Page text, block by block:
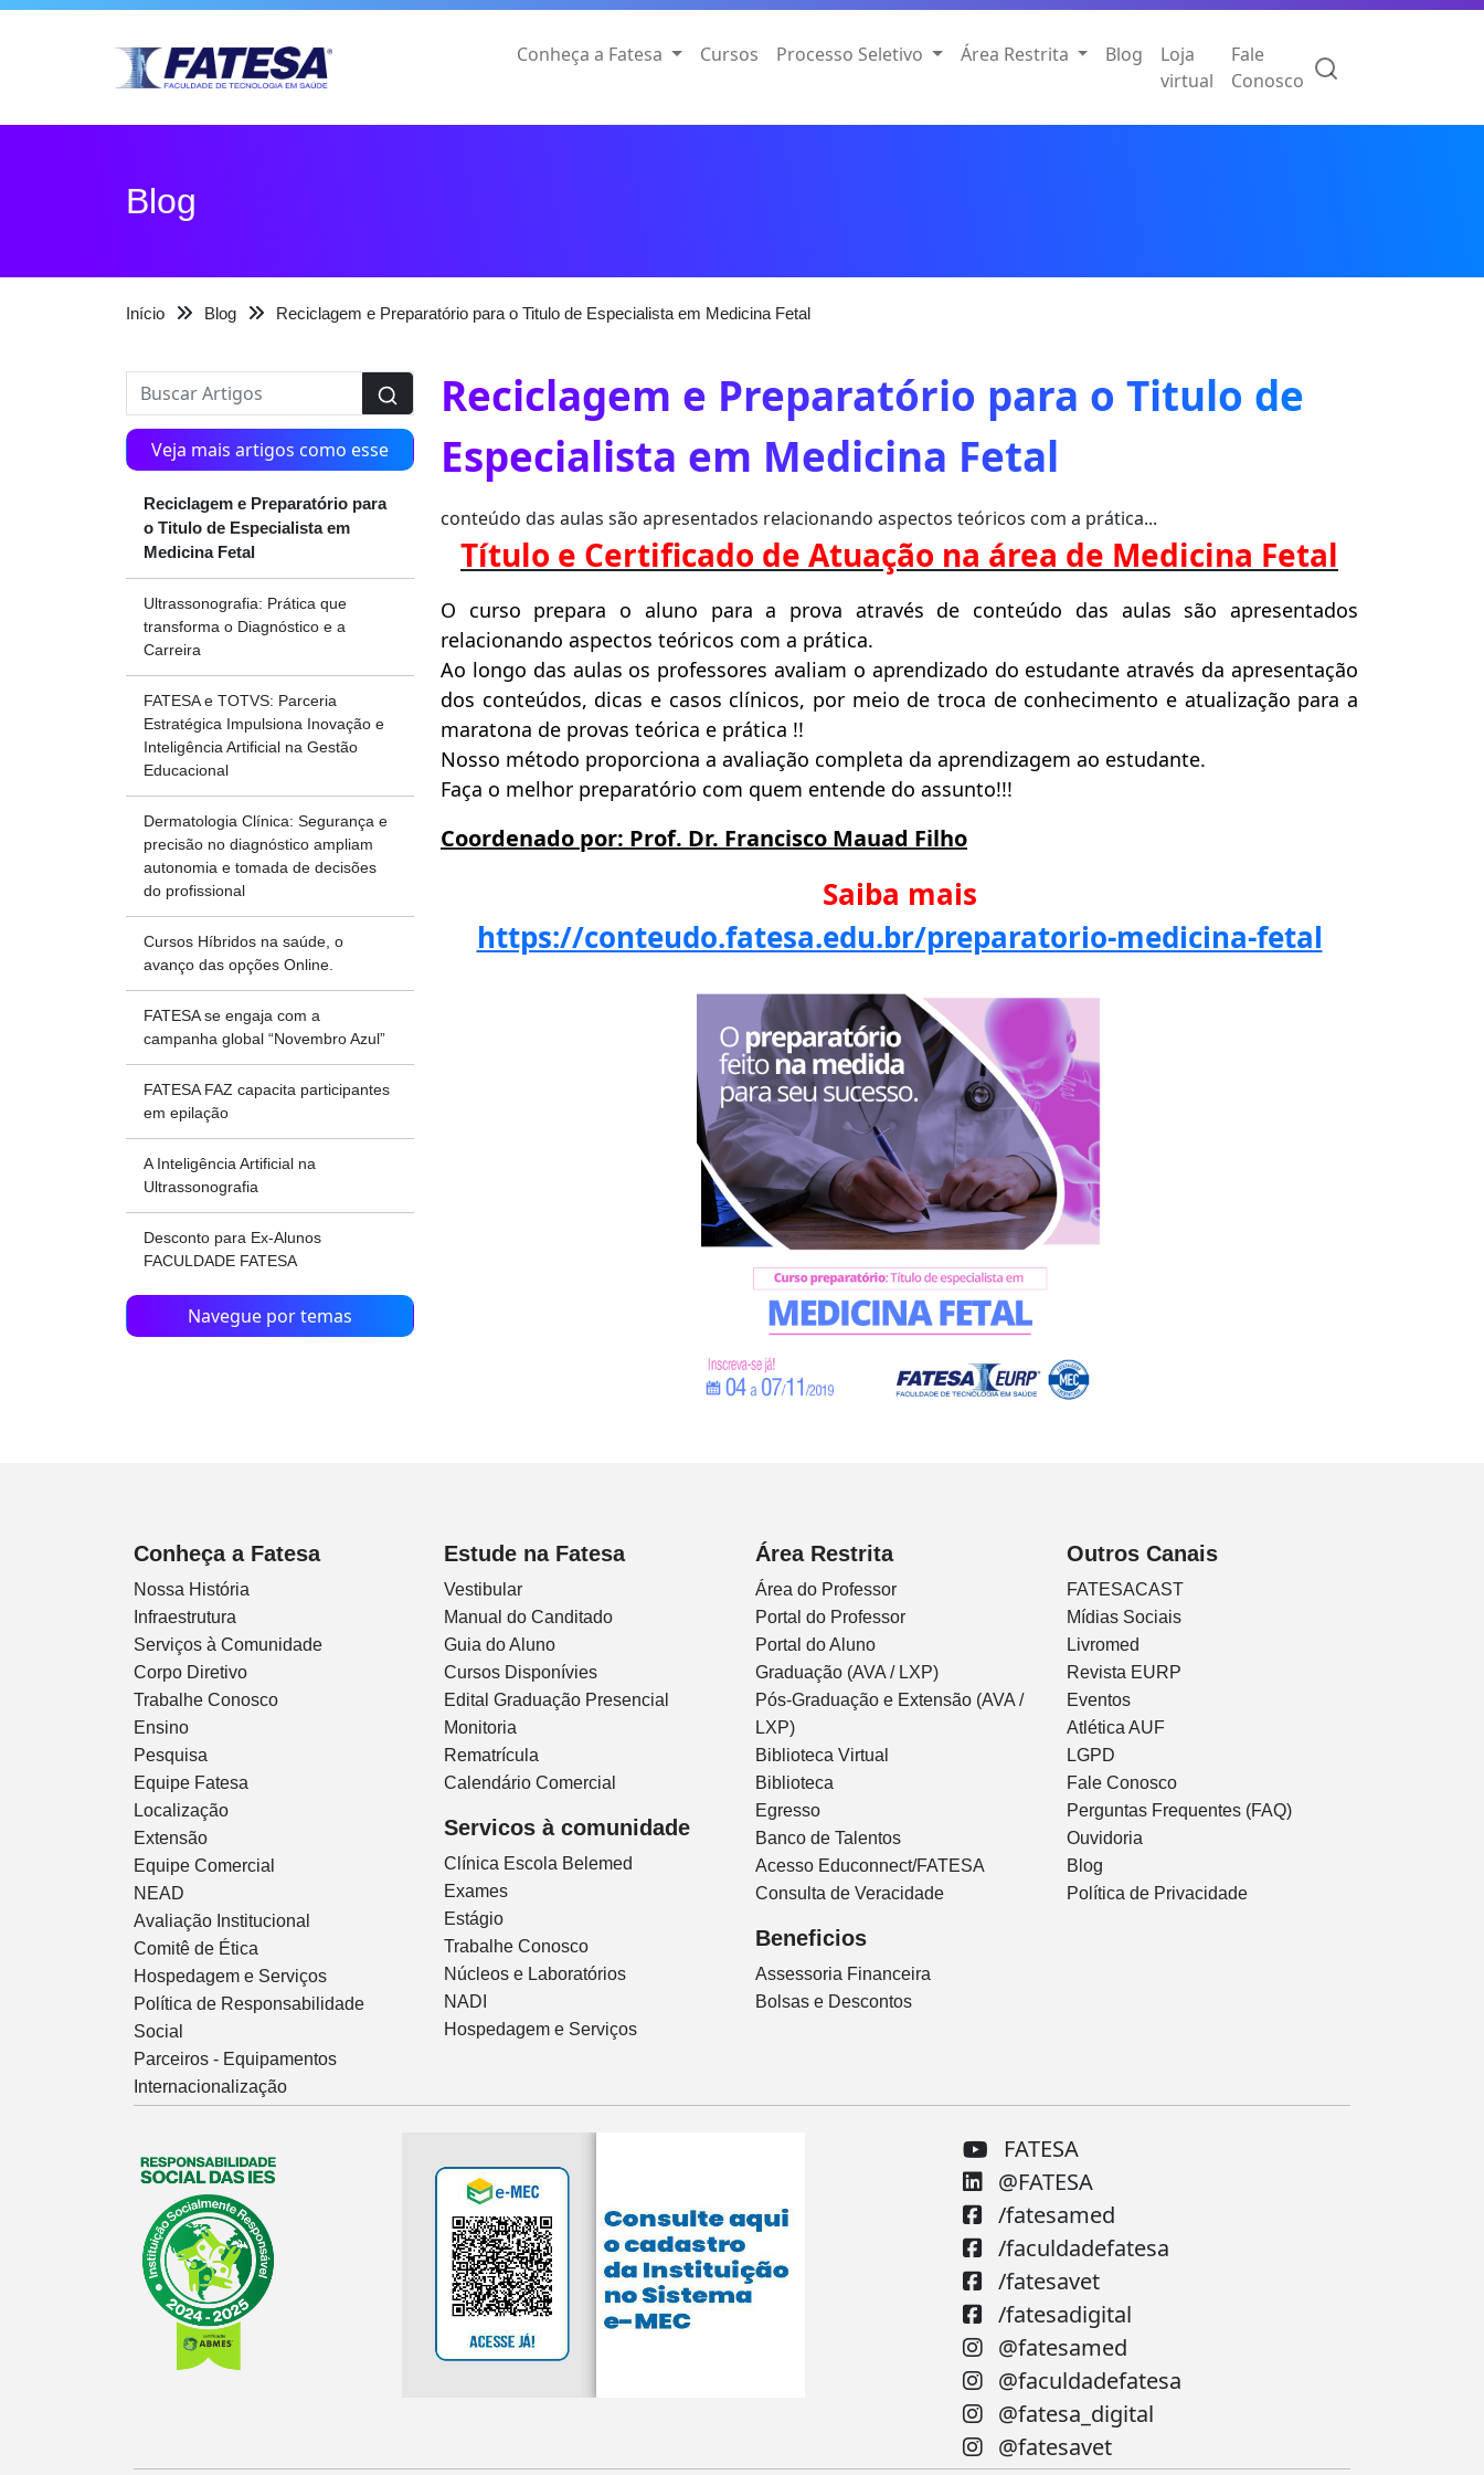
Conheça a Fatesa Cursos Processo Seletivo Área Restrita Blog
Loja
virtual
Fale
Conosco
Blog
Início Blog Reciclagem e Preparatório para o Titulo de Especialista em Medicina Fetal
Veja mais artigos como esse
Reciclagem e Preparatório para
o Titulo de Especialista em
Medicina Fetal
Ultrassonografia: Prática que
transforma o Diagnóstico e a
Carreira
FATESA e TOTVS: Parceria
Estratégica Impulsiona Inovação e
Inteligência Artificial na Gestão
Educacional
Dermatologia Clínica: Segurança e
precisão no diagnóstico ampliam
autonomia e tomada de decisões
do profissional
Cursos Híbridos na saúde, o
avanço das opções Online.
FATESA se engaja com a
campanha global “Novembro Azul”
FATESA FAZ capacita participantes
em epilação
A Inteligência Artificial na
Ultrassonografia
Desconto para Ex-Alunos
FACULDADE FATESA
Navegue por temas
Reciclagem e Preparatório para o Titulo de
Especialista em Medicina Fetal
conteúdo das aulas são apresentados relacionando aspectos teóricos com a prática...
Título e Certificado de Atuação na área de Medicina Fetal
O curso prepara o aluno para a prova através de conteúdo das aulas são apresentados
relacionando aspectos teóricos com a prática.
Ao longo das aulas os professores avaliam o aprendizado do estudante através da apresentação
dos conteúdos, dicas e casos clínicos, por meio de troca de conhecimento e atualização para a
maratona de provas teórica e prática !!
Nosso método proporciona a avaliação completa da aprendizagem ao estudante.
Faça o melhor preparatório com quem entende do assunto!!!
Coordenado por: Prof. Dr. Francisco Mauad Filho
Saiba mais
https://conteudo.fatesa.edu.br/preparatorio-medicina-fetal
Conheça a Fatesa
Nossa História
Infraestrutura
Serviços à Comunidade
Corpo Diretivo
Trabalhe Conosco
Ensino
Pesquisa
Equipe Fatesa
Localização
Extensão
Equipe Comercial
NEAD
Avaliação Institucional
Comitê de Ética
Hospedagem e Serviços
Política de Responsabilidade
Social
Parceiros - Equipamentos
Internacionalização
Estude na Fatesa
Vestibular
Manual do Canditado
Guia do Aluno
Cursos Disponívies
Edital Graduação Presencial
Monitoria
Rematrícula
Calendário Comercial
Servicos à comunidade
Clínica Escola Belemed
Exames
Estágio
Trabalhe Conosco
Núcleos e Laboratórios
NADI
Hospedagem e Serviços
Área Restrita
Área do Professor
Portal do Professor
Portal do Aluno
Graduação (AVA / LXP)
Pós-Graduação e Extensão (AVA /
LXP)
Biblioteca Virtual
Biblioteca
Egresso
Banco de Talentos
Acesso Educonnect/FATESA
Consulta de Veracidade
Beneficios
Assessoria Financeira
Bolsas e Descontos
Outros Canais
FATESACAST
Mídias Sociais
Livromed
Revista EURP
Eventos
Atlética AUF
LGPD
Fale Conosco
Perguntas Frequentes (FAQ)
Ouvidoria
Blog
Política de Privacidade
FATESA
@FATESA
/fatesamed
/faculdadefatesa
/fatesavet
/fatesadigital
@fatesamed
@faculdadefatesa
@fatesa_digital
@fatesavet